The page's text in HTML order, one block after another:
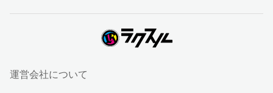
運営会社について